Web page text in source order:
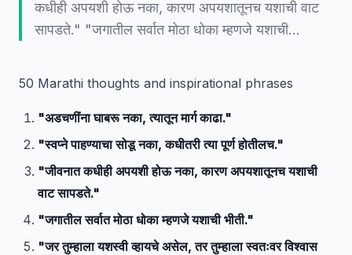
कधीही अपयशी होऊ नका, कारण अपयशातूनच यशाची वाट
सापडते." "जगातील सर्वात मोठा धोका म्हणजे यशाची…
50 Marathi thoughts and inspirational phrases
"अडचणींना घाबरू नका, त्यातून मार्ग काढा."
"स्वप्ने पाहण्याचा सोडू नका, कधीतरी त्या पूर्ण होतीलच."
"जीवनात कधीही अपयशी होऊ नका, कारण अपयशातूनच यशाची
वाट सापडते."
"जगातील सर्वात मोठा धोका म्हणजे यशाची भीती."
"जर तुम्हाला यशस्वी व्हायचे असेल, तर तुम्हाला स्वतःवर विश्वास